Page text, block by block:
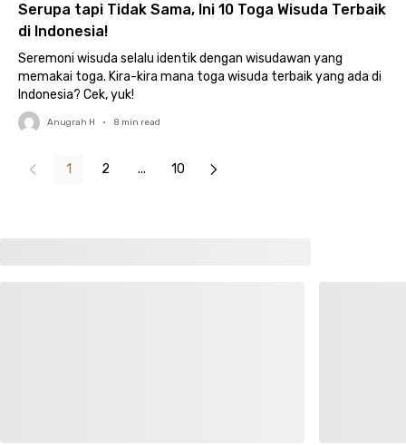
Serupa tapi Tidak Sama, Ini 10 Toga Wisuda Terbaik
di Indonesia!
Seremoni wisuda selalu identik dengan wisudawan yang
memakai toga. Kira-kira mana toga wisuda terbaik yang ada di
Indonesia? Cek, yuk!
Anugrah H • 8 min read
1 2 ... 10